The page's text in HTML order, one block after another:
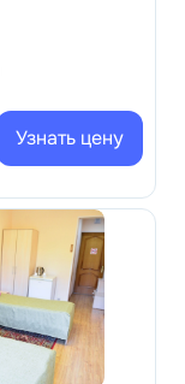
Узнать цену